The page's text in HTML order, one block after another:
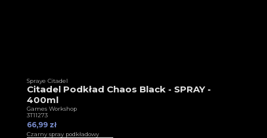
Spraye Citadel
Citadel Podkład Chaos Black - SPRAY -
400ml
Games Workshop
3T11273
66,99 zł
Czarny spray podkładowy